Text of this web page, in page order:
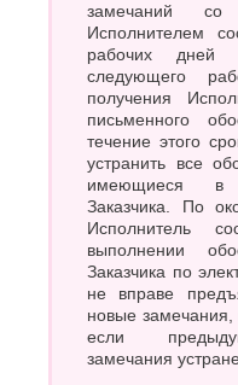
замечаний со
Исполнителем
рабочих дней
следующего
получения
письменного
течение этого
устранить все
имеющиеся в
Заказчика. По
Исполнитель
выполнении
Заказчика по
не вправе
новые замечания,
если
замечания